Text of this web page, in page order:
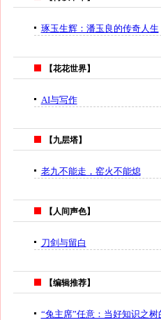
琢玉生辉：潘玉良的传奇人生
【花花世界】
AI与写作
【九层塔】
老九不能走，窑火不能熄
【人间声色】
刀剑与留白
【编辑推荐】
“兔主席”任意：当好知识之树